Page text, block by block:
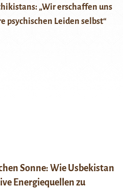
„Wir erschaffen uns
psychischen Leiden selbst“
Sonne: Wie Usbekistan
Energiequellen zu